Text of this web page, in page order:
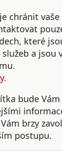
chránit
které
a jsou
bude Vám
brzy
postupu.